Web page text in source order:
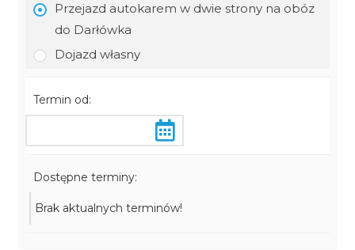
Przejazd autokarem w dwie strony na obóz
do Darłówka
Dojazd własny
Termin od:
Dostępne terminy:
Brak aktualnych terminów!